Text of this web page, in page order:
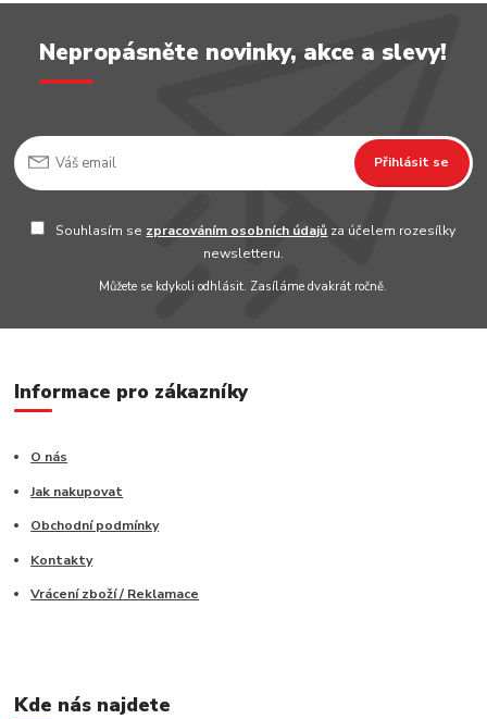
Nepropásněte novinky, akce a slevy!
Přihlásit se
Souhlasím se zpracováním osobních údajů za účelem rozesílky
newsletteru.
Můžete se kdykoli odhlásit. Zasíláme dvakrát ročně.
Informace pro zákazníky
O nás
Jak nakupovat
Obchodní podmínky
Kontakty
Vrácení zboží / Reklamace
Kde nás najdete